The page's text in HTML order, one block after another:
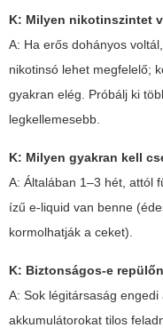
K: Milyen nikotinszintet
A: Ha erős dohányos
nikotinsó lehet megfelelő;
gyakran elég. Próbálj ki
legkellemesebb.
K: Milyen gyakran kell
A: Általában 1–3 hét, attól
ízű e-liquid van benne
kormolhatják a ceket).
K: Biztonságos-e
A: Sok légitársaság
akkumulátorokat tilos